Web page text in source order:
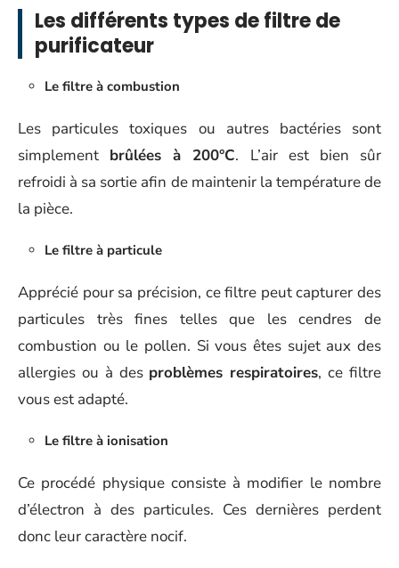
Les différents types de filtre de
purificateur
Le filtre à combustion
Les particules toxiques ou autres bactéries sont
simplement brûlées à 200°C. L’air est bien sûr
refroidi à sa sortie afin de maintenir la température de
la pièce.
Le filtre à particule
Apprécié pour sa précision, ce filtre peut capturer des
particules très fines telles que les cendres de
combustion ou le pollen. Si vous êtes sujet aux des
allergies ou à des problèmes respiratoires, ce filtre
vous est adapté.
Le filtre à ionisation
Ce procédé physique consiste à modifier le nombre
d’électron à des particules. Ces dernières perdent
donc leur caractère nocif.